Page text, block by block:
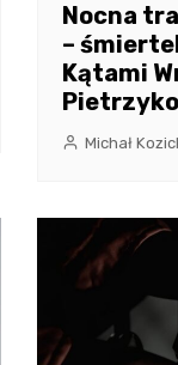
Nocna
–
Kątami
Michał